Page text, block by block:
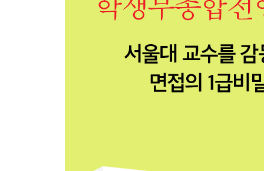
위기는 기회다
학/종/이 10단계 전략 5-공부법과 관련된 책 10권을
6장. 리더십, 나만의 정의를 내리다